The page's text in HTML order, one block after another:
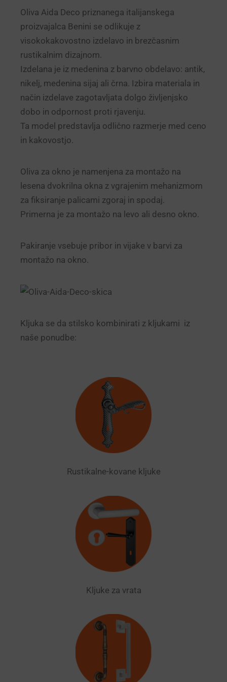
Oliva Aida Deco priznanega italijanskega
proizvajalca Benini se odlikuje z
visokokakovostno izdelavo in brezčasnim
rustikalnim dizajnom.
Izdelana je iz medenina z barvno obdelavo: antik,
nikelj, medenina sijaj ali črna. Izbira materiala in
način izdelave zagotavljata dolgo življenjsko
dobo in odpornost proti rjavenju.
Ta model predstavlja odlično razmerje med ceno
in kakovostjo.
Oliva za okno je namenjena za montažo na
lesena dvokrilna okna z vgrajenim mehanizmom
za fiksiranje palicami zgoraj in spodaj.
Primerna je za montažo na levo ali desno okno.
Pakiranje vsebuje pribor in vijake v barvi za
montažo na okno.
Kljuka se da stilsko kombinirati z kljukami iz
naše ponudbe:
Rustikalne-kovane kljuke
Kljuke za vrata